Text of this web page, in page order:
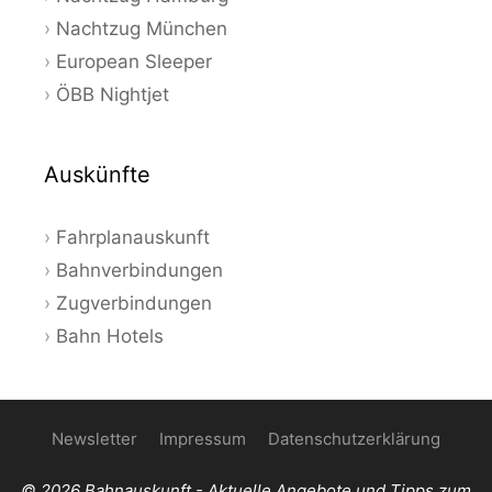
Nachtzug München
European Sleeper
ÖBB Nightjet
Auskünfte
Fahrplanauskunft
Bahnverbindungen
Zugverbindungen
Bahn Hotels
Newsletter Impressum Datenschutzerklärung